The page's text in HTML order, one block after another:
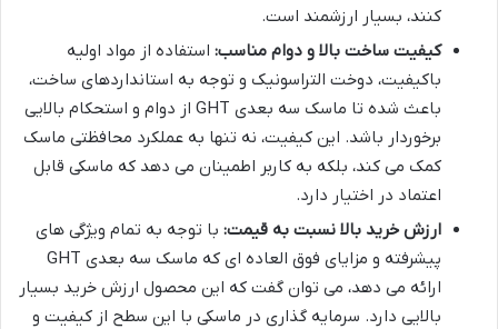
کنند، بسیار ارزشمند است.
کیفیت ساخت بالا و دوام مناسب: استفاده از مواد اولیه
باکیفیت، دوخت التراسونیک و توجه به استانداردهای ساخت،
باعث شده تا ماسک سه بعدی GHT از دوام و استحکام بالایی
برخوردار باشد. این کیفیت، نه تنها به عملکرد محافظتی ماسک
کمک می کند، بلکه به کاربر اطمینان می دهد که ماسکی قابل
اعتماد در اختیار دارد.
ارزش خرید بالا نسبت به قیمت: با توجه به تمام ویژگی های
پیشرفته و مزایای فوق العاده ای که ماسک سه بعدی GHT
ارائه می دهد، می توان گفت که این محصول ارزش خرید بسیار
بالایی دارد. سرمایه گذاری در ماسکی با این سطح از کیفیت و